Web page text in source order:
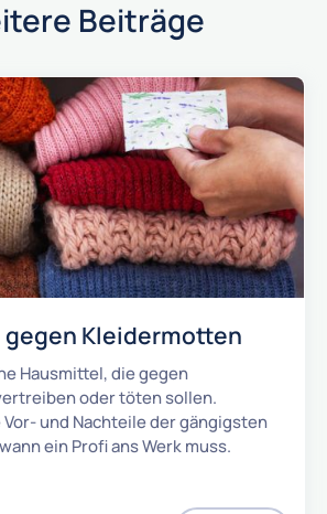
Beiträge
Kleidermotten
Hausmittel, die gegen
oder töten sollen.
Vor- und Nachteile der gängigsten
ein Profi ans Werk muss.